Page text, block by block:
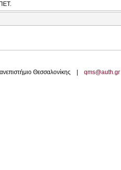
Θεσσαλονίκης | qms@auth.gr